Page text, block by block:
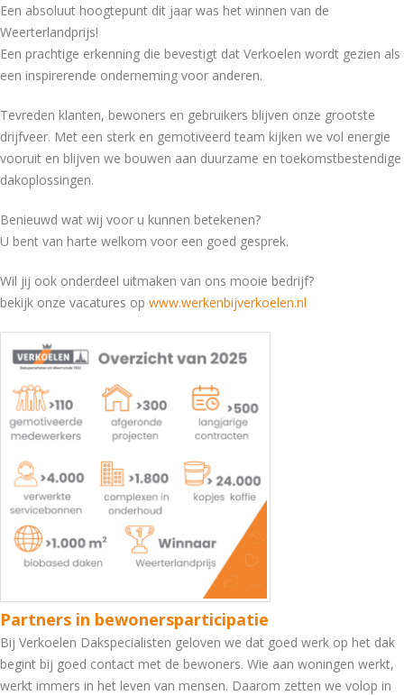
Een absoluut hoogtepunt dit jaar was het winnen van de
Weerterlandprijs!
Een prachtige erkenning die bevestigt dat Verkoelen wordt gezien als
een inspirerende onderneming voor anderen.
Tevreden klanten, bewoners en gebruikers blijven onze grootste
drijfveer. Met een sterk en gemotiveerd team kijken we vol energie
vooruit en blijven we bouwen aan duurzame en toekomstbestendige
dakoplossingen.
Benieuwd wat wij voor u kunnen betekenen?
U bent van harte welkom voor een goed gesprek.
Wil jij ook onderdeel uitmaken van ons mooie bedrijf?
bekijk onze vacatures op www.werkenbijverkoelen.nl
Partners in bewonersparticipatie
Bij Verkoelen Dakspecialisten geloven we dat goed werk op het dak
begint bij goed contact met de bewoners. Wie aan woningen werkt,
werkt immers in het leven van mensen. Daarom zetten we volop in